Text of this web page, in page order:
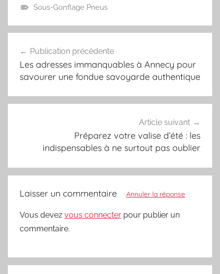
Sous-Gonflage Pneus
de
l’article
Publication précédente
Les adresses immanquables à Annecy pour
savourer une fondue savoyarde authentique
Article suivant
Préparez votre valise d’été : les
indispensables à ne surtout pas oublier
Laisser un commentaire Annuler la réponse
Vous devez vous connecter pour publier un
commentaire.